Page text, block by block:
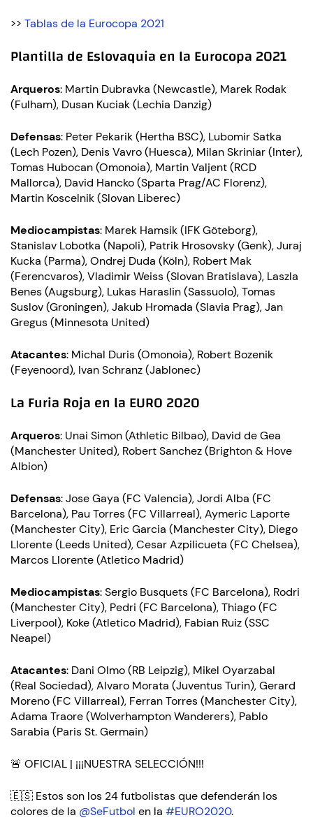
>> Tablas de la Eurocopa 2021
Plantilla de Eslovaquia en la Eurocopa 2021
Arqueros: Martin Dubravka (Newcastle), Marek Rodak
(Fulham), Dusan Kuciak (Lechia Danzig)
Defensas: Peter Pekarik (Hertha BSC), Lubomir Satka
(Lech Pozen), Denis Vavro (Huesca), Milan Skriniar (Inter),
Tomas Hubocan (Omonoia), Martin Valjent (RCD
Mallorca), David Hancko (Sparta Prag/AC Florenz),
Martin Koscelnik (Slovan Liberec)
Mediocampistas: Marek Hamsik (IFK Göteborg),
Stanislav Lobotka (Napoli), Patrik Hrosovsky (Genk), Juraj
Kucka (Parma), Ondrej Duda (Köln), Robert Mak
(Ferencvaros), Vladimir Weiss (Slovan Bratislava), Laszla
Benes (Augsburg), Lukas Haraslin (Sassuolo), Tomas
Suslov (Groningen), Jakub Hromada (Slavia Prag), Jan
Gregus (Minnesota United)
Atacantes: Michal Duris (Omonoia), Robert Bozenik
(Feyenoord), Ivan Schranz (Jablonec)
La Furia Roja en la EURO 2020
Arqueros: Unai Simon (Athletic Bilbao), David de Gea
(Manchester United), Robert Sanchez (Brighton & Hove
Albion)
Defensas: Jose Gaya (FC Valencia), Jordi Alba (FC
Barcelona), Pau Torres (FC Villarreal), Aymeric Laporte
(Manchester City), Eric Garcia (Manchester City), Diego
Llorente (Leeds United), Cesar Azpilicueta (FC Chelsea),
Marcos Llorente (Atletico Madrid)
Mediocampistas: Sergio Busquets (FC Barcelona), Rodri
(Manchester City), Pedri (FC Barcelona), Thiago (FC
Liverpool), Koke (Atletico Madrid), Fabian Ruiz (SSC
Neapel)
Atacantes: Dani Olmo (RB Leipzig), Mikel Oyarzabal
(Real Sociedad), Alvaro Morata (Juventus Turin), Gerard
Moreno (FC Villarreal), Ferran Torres (Manchester City),
Adama Traore (Wolverhampton Wanderers), Pablo
Sarabia (Paris St. Germain)
🚨 OFICIAL | ¡¡¡NUESTRA SELECCIÓN!!!
🇪🇸 Estos son los 24 futbolistas que defenderán los
colores de la @SeFutbol en la #EURO2020.